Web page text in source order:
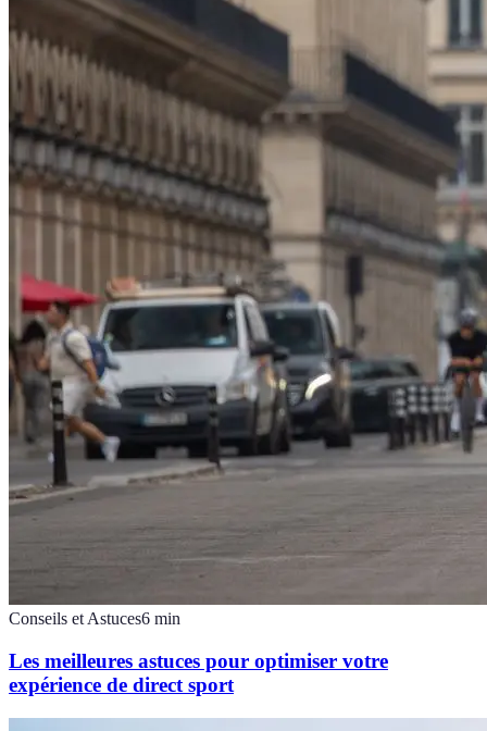
Conseils et Astuces6 min
Les meilleures astuces pour optimiser votre
expérience de direct sport